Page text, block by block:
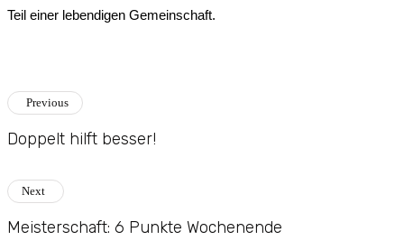
Teil einer lebendigen Gemeinschaft.
Previous
Doppelt hilft besser!
Next
Meisterschaft: 6 Punkte Wochenende